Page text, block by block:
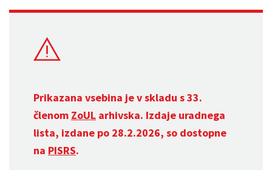
Prikazana vsebina je v skladu s 33.
členom ZoUL arhivska. Izdaje uradnega
lista, izdane po 28.2.2026, so dostopne
na PISRS.